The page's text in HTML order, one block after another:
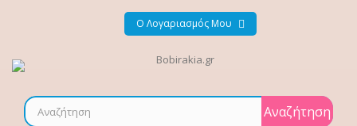
Ο Λογαριασμός Μου
Αναζήτηση